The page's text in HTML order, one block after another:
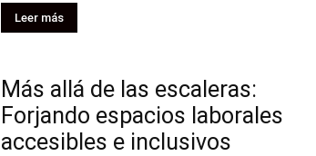
Leer más
Más allá de las escaleras:
Forjando espacios laborales
accesibles e inclusivos